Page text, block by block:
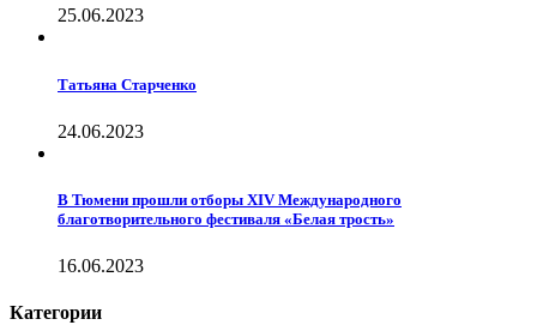
25.06.2023
Татьяна Старченко
24.06.2023
В Тюмени прошли отборы XIV Международного
благотворительного фестиваля «Белая трость»
16.06.2023
Категории